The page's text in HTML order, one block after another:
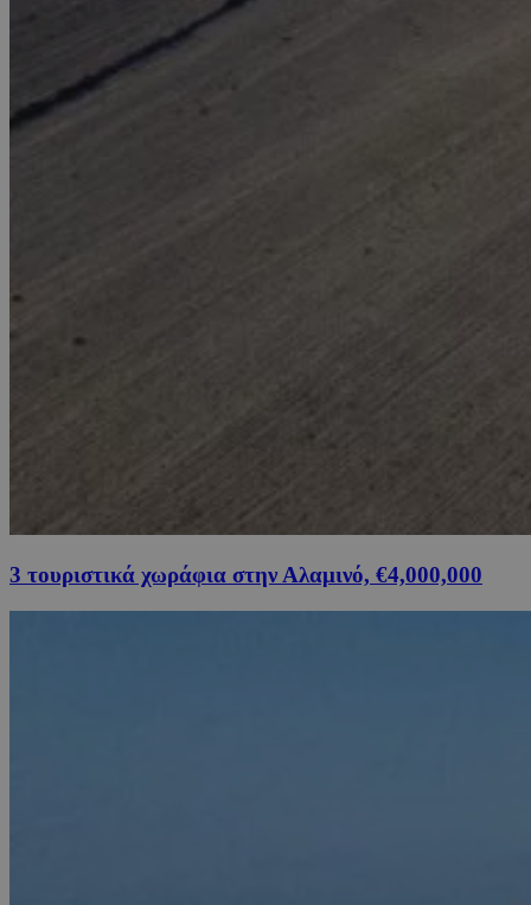
3 τουριστικά χωράφια στην Αλαμινό, €4,000,000